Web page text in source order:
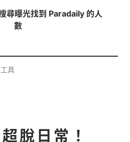
尋曝光找到 Paradaily 的人
數
具
脫日常！